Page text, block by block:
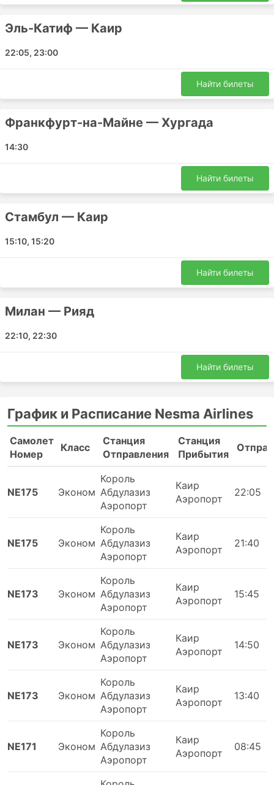
Эль-Катиф — Каир
22:05, 23:00
Найти билеты
Франкфурт-на-Майне — Хургада
14:30
Найти билеты
Стамбул — Каир
15:10, 15:20
Найти билеты
Милан — Рияд
22:10, 22:30
Найти билеты
График и Расписание Nesma Airlines
Самолет
Номер
Класс
Станция
Отправления
Станция
Прибытия
NE175 Эконом
Король
Абдулазиз
Аэропорт
Каир
Аэропорт
22:05
NE175 Эконом
Король
Абдулазиз
Аэропорт
Каир
Аэропорт
21:40
NE173 Эконом
Король
Абдулазиз
Аэропорт
Каир
Аэропорт
15:45
NE173 Эконом
Король
Абдулазиз
Аэропорт
Каир
Аэропорт
14:50
NE173 Эконом
Король
Абдулазиз
Аэропорт
Каир
Аэропорт
13:40
NE171 Эконом
Король
Абдулазиз
Аэропорт
Каир
Аэропорт
08:45